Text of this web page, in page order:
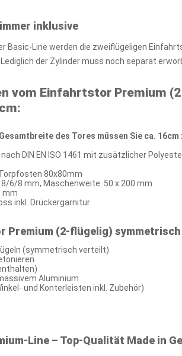
inklusive
Basic-Line werden die zweiflügeligen
der Zylinder muss noch separat
vom Einfahrtstor Premium
des Tores müssen Sie ca.
DIN EN ISO 1461 mit zusätzlicher
80x80mm
6/8 mm, Maschenweite: 50 x 200 mm
mm
inkl. Drückergarnitur
(2-flügelig)
(symmetrisch verteilt)
Aluminium
und Konterleisten inkl. Zubehör)
Line – Top-Qualität Made in